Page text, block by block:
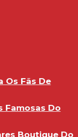
Os Fãs De
Famosas Do
Boutique Do